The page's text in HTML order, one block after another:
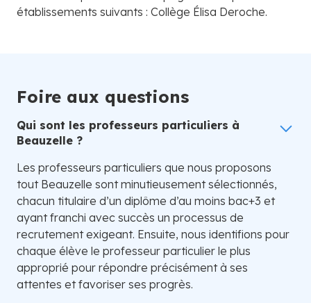
établissements suivants : Collège Élisa Deroche.
Foire aux questions
Qui sont les professeurs particuliers à
Beauzelle ?
Les professeurs particuliers que nous proposons
tout Beauzelle sont minutieusement sélectionnés,
chacun titulaire d’un diplôme d’au moins bac+3 et
ayant franchi avec succès un processus de
recrutement exigeant. Ensuite, nous identifions pour
chaque élève le professeur particulier le plus
approprié pour répondre précisément à ses
attentes et favoriser ses progrès.